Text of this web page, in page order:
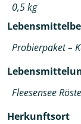
0,5 kg
Probierpaket –
Fleesensee
Herkunftsort